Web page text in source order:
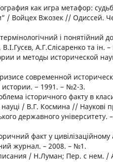
как игра метафор:
/ Войцех Вжозек // Одиссей.
і понятійний
А.Г.Слісаренко та ін.
и методы исторической
современной
− 1991. − №2-3.
історичного факту в
/ В.Г. Космина // Наукові
державного університету.
факт у цивілізаційному
журнал. – 2008. – №1.
/ Н.Луман; Пер. с нем. /